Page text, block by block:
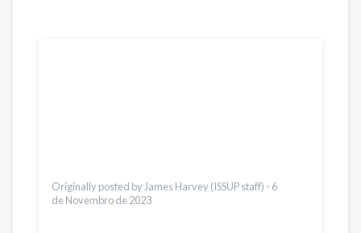
Originally posted by James Harvey (ISSUP staff) - 6
de Novembro de 2023